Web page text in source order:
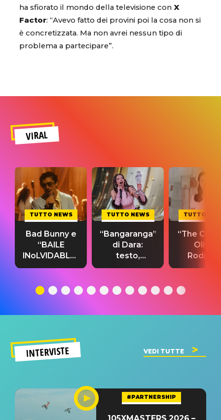
ha sfiorato il mondo della televisione con X
Factor: “Avevo fatto dei provini poi la cosa non si
è concretizzata. Ma non avrei nessun tipo di
problema a partecipare”.
VIRAL
TUTTO NEWS
Bad Bunny e
“BAILE
INoLVIDABLE”:
testo,
significato
TUTTO NEWS
“Bangaranga”
di Dara:
testo,
traduzione e
del singolo
TUTTO
“The
Olivia
testo,
INTERVISTE VEDI TUTTE
#PARTNERSHIP
105XMASTERS 2026 –